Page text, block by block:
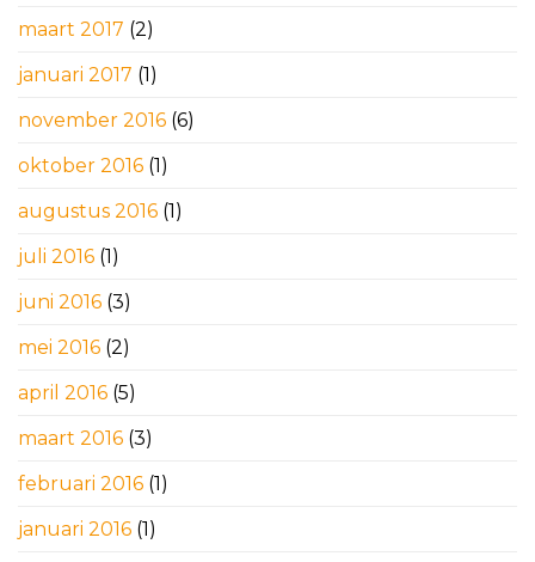
maart 2017 (2)
januari 2017 (1)
november 2016 (6)
oktober 2016 (1)
augustus 2016 (1)
juli 2016 (1)
juni 2016 (3)
mei 2016 (2)
april 2016 (5)
maart 2016 (3)
februari 2016 (1)
januari 2016 (1)